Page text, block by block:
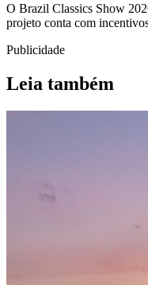
O Brazil Classics Show
projeto conta com
Publicidade
Leia também